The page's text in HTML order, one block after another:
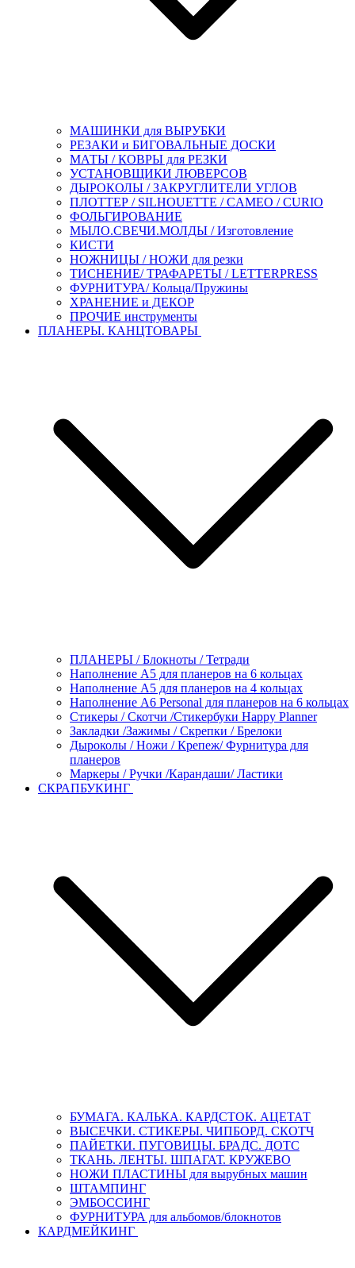
МАШИНКИ для ВЫРУБКИ
РЕЗАКИ и БИГОВАЛЬНЫЕ ДОСКИ
МАТЫ / КОВРЫ для РЕЗКИ
УСТАНОВЩИКИ ЛЮВЕРСОВ
ДЫРОКОЛЫ / ЗАКРУГЛИТЕЛИ УГЛОВ
ПЛОТТЕР / SILHOUETTE / CAMEO / CURIO
ФОЛЬГИРОВАНИЕ
МЫЛО.СВЕЧИ.МОЛДЫ / Изготовление
КИСТИ
НОЖНИЦЫ / НОЖИ для резки
ТИСНЕНИЕ/ ТРАФАРЕТЫ / LETTERPRESS
ФУРНИТУРА/ Кольца/Пружины
ХРАНЕНИЕ и ДЕКОР
ПРОЧИЕ инструменты
ПЛАНЕРЫ. КАНЦТОВАРЫ
ПЛАНЕРЫ / Блокноты / Тетради
Наполнение А5 для планеров на 6 кольцах
Наполнение А5 для планеров на 4 кольцах
Наполнение А6 Personal для планеров на 6 кольцах
Стикеры / Скотчи /Стикербуки Happy Planner
Закладки /Зажимы / Скрепки / Брелоки
Дыроколы / Ножи / Крепеж/ Фурнитура для
планеров
Маркеры / Ручки /Карандаши/ Ластики
СКРАПБУКИНГ
БУМАГА. КАЛЬКА. КАРДСТОК. АЦЕТАТ
ВЫСЕЧКИ. СТИКЕРЫ. ЧИПБОРД. СКОТЧ
ПАЙЕТКИ. ПУГОВИЦЫ. БРАДС. ДОТС
ТКАНЬ. ЛЕНТЫ. ШПАГАТ. КРУЖЕВО
НОЖИ ПЛАСТИНЫ для вырубных машин
ШТАМПИНГ
ЭМБОССИНГ
ФУРНИТУРА для альбомов/блокнотов
КАРДМЕЙКИНГ